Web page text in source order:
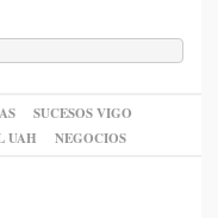
SUCESOS VIGO
UAH NEGOCIOS